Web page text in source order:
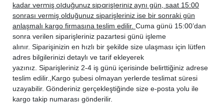
kadar vermiş olduğunuz siparişleriniz aynı gün, saat 15:00
sonrası vermiş olduğunuz siparişleriniz ise bir sonraki gün
anlaşmalı kargo firmasına teslim edilir. Cuma günü 15:00’dan
sonra verilen siparişleriniz pazartesi günü işleme
alınır. Siparişinizin en hızlı bir şekilde size ulaşması için lütfen
adres bilgilerinizi detaylı ve tarif ekleyerek
yazınız. Siparişleriniz 2-4 iş günü içerisinde belirttiğiniz adrese
teslim edilir., Kargo şubesi olmayan yerlerde teslimat süresi
uzayabilir. Gönderiniz gerçekleştiğinde size e-posta yolu ile
kargo takip numarası gönderilir.